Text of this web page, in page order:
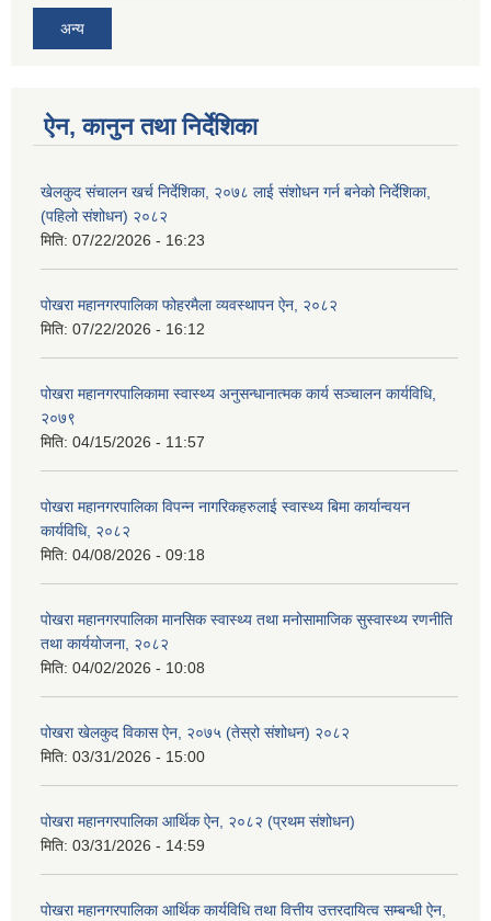
अन्य
ऐन, कानुन तथा निर्देशिका
खेलकुद संचालन खर्च निर्देशिका, २०७८ लाई संशोधन गर्न बनेको निर्देशिका,
(पहिलो संशोधन) २०८२
मिति: 07/22/2026 - 16:23
पोखरा महानगरपालिका फोहरमैला व्यवस्थापन ऐन, २०८२
मिति: 07/22/2026 - 16:12
पोखरा महानगरपालिकामा स्वास्थ्य अनुसन्धानात्मक कार्य सञ्चालन कार्यविधि,
२०७९
मिति: 04/15/2026 - 11:57
पोखरा महानगरपालिका विपन्न नागरिकहरुलाई स्वास्थ्य बिमा कार्यान्वयन
कार्यविधि, २०८२
मिति: 04/08/2026 - 09:18
पोखरा महानगरपालिका मानसिक स्वास्थ्य तथा मनोसामाजिक सुस्वास्थ्य रणनीति
तथा कार्ययोजना, २०८२
मिति: 04/02/2026 - 10:08
पोखरा खेलकुद विकास ऐन, २०७५ (तेस्रो संशोधन) २०८२
मिति: 03/31/2026 - 15:00
पोखरा महानगरपालिका आर्थिक ऐन, २०८२ (प्रथम संशोधन)
मिति: 03/31/2026 - 14:59
पोखरा महानगरपालिका आर्थिक कार्यविधि तथा वित्तीय उत्तरदायित्व सम्बन्धी ऐन,